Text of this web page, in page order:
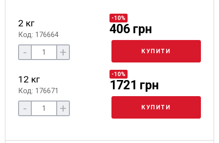
2 кг
Код: 176664
-10%
406 грн
- + КУПИТИ
12 кг
Код: 176671
-10%
1721 грн
- + КУПИТИ